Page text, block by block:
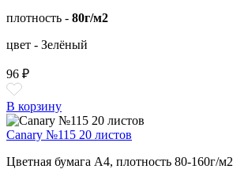
плотность - 80г/м2
цвет - Зелёный
96 ₽
В корзину
Canary №115 20 листов
Цветная бумага А4, плотность 80-160г/м2